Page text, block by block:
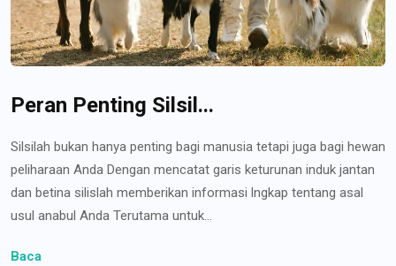
Peran Penting Silsil...
Silsilah bukan hanya penting bagi manusia tetapi juga bagi hewan
peliharaan Anda Dengan mencatat garis keturunan induk jantan
dan betina silislah memberikan informasi lngkap tentang asal
usul anabul Anda Terutama untuk...
Baca